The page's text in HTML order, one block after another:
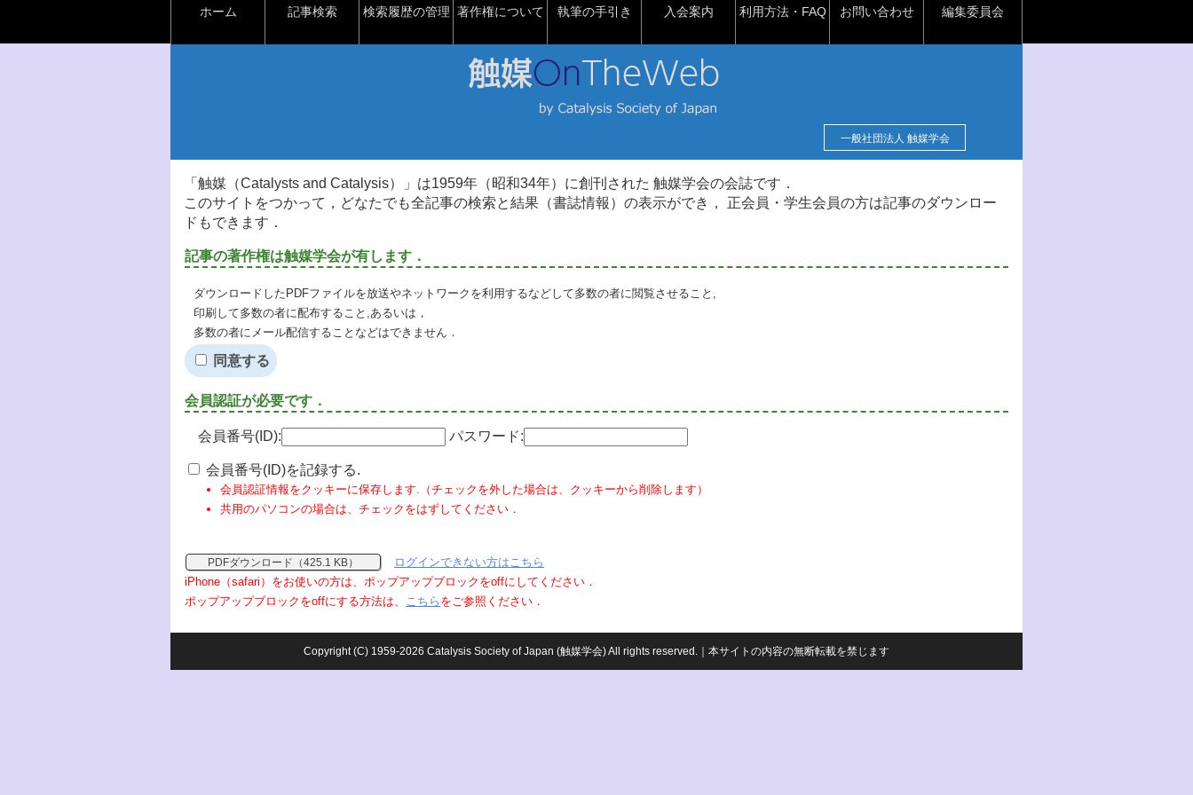
ホーム 記事検索 検索履歴の管理 著作権について 執筆の手引き 入会案内 利用方法・FAQ お問い合わせ 編集委員会
一般社団法人 触媒学会
「触媒（Catalysts and Catalysis）」は1959年（昭和34年）に創刊された 触媒学会の会誌です．
このサイトをつかって，どなたでも全記事の検索と結果（書誌情報）の表示ができ， 正会員・学生会員の方は記事のダウンロー
ドもできます．
記事の著作権は触媒学会が有します．
ダウンロードしたPDFファイルを放送やネットワークを利用するなどして多数の者に閲覧させること,
印刷して多数の者に配布すること,あるいは，
多数の者にメール配信することなどはできません．
同意する
会員認証が必要です．
会員番号(ID): パスワード:
会員番号(ID)を記録する.
会員認証情報をクッキーに保存します.（チェックを外した場合は、クッキーから削除します）
共用のパソコンの場合は、チェックをはずしてください．
PDFダウンロード（425.1 KB）
ログインできない方はこちら
iPhone（safari）をお使いの方は、ポップアップブロックをoffにしてください．
ポップアップブロックをoffにする方法は、 こちら をご参照ください．
Copyright (C) 1959-2026 Catalysis Society of Japan (触媒学会) All rights reserved.｜本サイトの内容の無断転載を禁じます